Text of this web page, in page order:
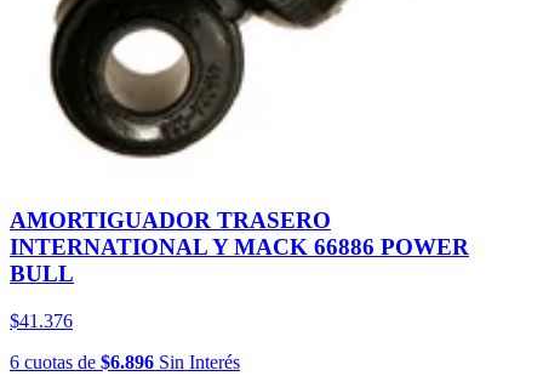
AMORTIGUADOR TRASERO
INTERNATIONAL Y MACK 66886 POWER
BULL
$41.376
6 cuotas de $6.896 Sin Interés